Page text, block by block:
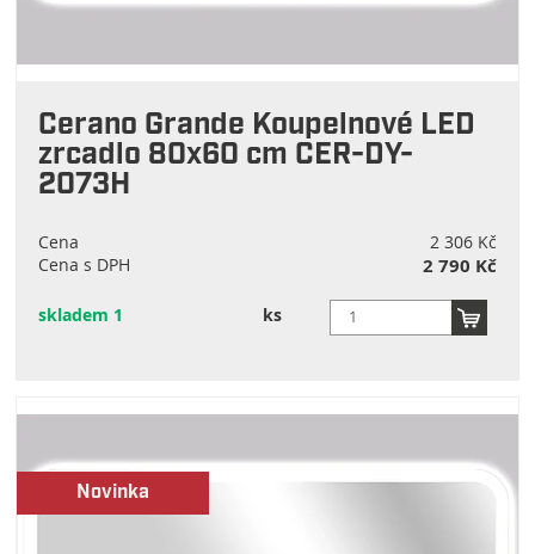
Cerano Grande Koupelnové LED
zrcadlo 80x60 cm CER-DY-
2073H
Cena
2 306 Kč
Cena s DPH
2 790 Kč
skladem 1 ks
Novinka